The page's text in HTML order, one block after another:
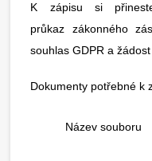
K zápisu si
průkaz zákonného
souhlas GDPR a žádost
Dokumenty potřebné k
Název souboru